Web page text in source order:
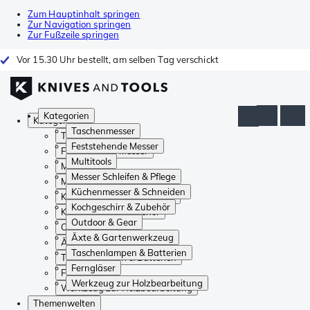
Zum Hauptinhalt springen
Zur Navigation springen
Zur Fußzeile springen
Vor 15.30 Uhr bestellt, am selben Tag verschickt
Kategorien
Taschenmesser
Feststehende Messer
Multitools
Messer Schleifen & Pflege
Küchenmesser & Schneiden
Kochgeschirr & Zubehör
Outdoor & Gear
Äxte & Gartenwerkzeug
Taschenlampen & Batterien
Ferngläser
Werkzeug zur Holzbearbeitung
Kategorien
Taschenmesser
Feststehende Messer
Multitools
Messer Schleifen & Pflege
Küchenmesser & Schneiden
Kochgeschirr & Zubehör
Outdoor & Gear
Äxte & Gartenwerkzeug
Taschenlampen & Batterien
Ferngläser
Werkzeug zur Holzbearbeitung
Themenwelten